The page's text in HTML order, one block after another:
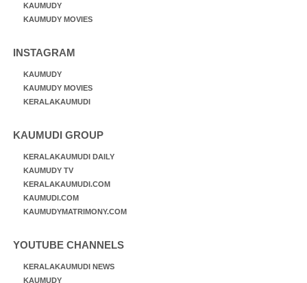
KAUMUDY
KAUMUDY MOVIES
INSTAGRAM
KAUMUDY
KAUMUDY MOVIES
KERALAKAUMUDI
KAUMUDI GROUP
KERALAKAUMUDI DAILY
KAUMUDY TV
KERALAKAUMUDI.COM
KAUMUDI.COM
KAUMUDYMATRIMONY.COM
YOUTUBE CHANNELS
KERALAKAUMUDI NEWS
KAUMUDY